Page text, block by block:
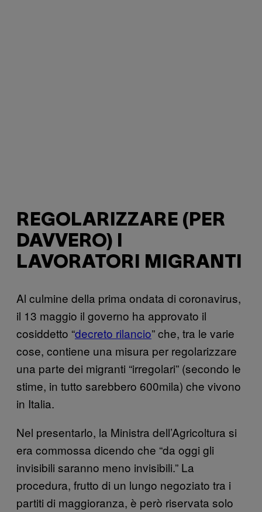
REGOLARIZZARE (PER
DAVVERO) I
LAVORATORI MIGRANTI
Al culmine della prima ondata di coronavirus,
il 13 maggio il governo ha approvato il
cosiddetto “decreto rilancio” che, tra le varie
cose, contiene una misura per regolarizzare
una parte dei migranti “irregolari” (secondo le
stime, in tutto sarebbero 600mila) che vivono
in Italia.
Nel presentarlo, la Ministra dell’Agricoltura si
era commossa dicendo che “da oggi gli
invisibili saranno meno invisibili.” La
procedura, frutto di un lungo negoziato tra i
partiti di maggioranza, è però riservata solo